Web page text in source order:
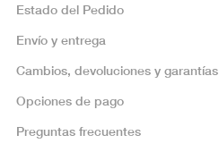
Estado del Pedido
Envío y entrega
Cambios, devoluciones y garantías
Opciones de pago
Preguntas frecuentes